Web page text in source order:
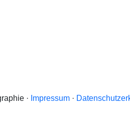
· Impressum ·